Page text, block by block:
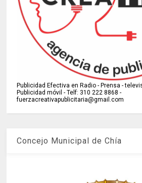
Publicidad Efectiva en Radio - Prensa -
Publicidad móvil - Telf: 310 222 8868 -
fuerzacreativapublicitaria@gmail.com
Concejo Municipal de Chía